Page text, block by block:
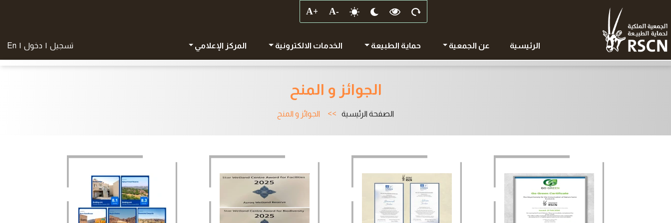
الرئيسية عن الجمعية حماية الطبيعة الخدمات الالكترونية المركز الإعلامي تسجيل | دخول |
En
الجوائز و المنح
الصفحة الرئيسية الجوائز و المنح